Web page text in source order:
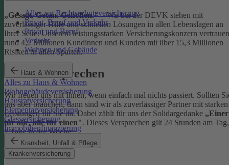
Alles zur Rechtsschutzversicherung
Privat, Beruf und Verkehr
Privat und Beruf
Verkehr
Wohnen und Gebäude
Haus & Wohnen
Alles zu Haus & Wohnen
Wohngebäudeversicherung
Hausratversicherung
Elementarversicherung
Glasversicherung
Immobilienfinanzierung
Krankheit, Unfall & Pflege
Krankenversicherung
„Gesagt. Getan. Geholfen."– Wir bei der DEVK stehen mit
zuverlässiger Hilfe und schnellen Lösungen in allen Lebenslagen an
Ihrer Seite. Unserem leistungsstarken Versicherungskonzern vertrauen
rund 4,2 Millionen Kundinnen und Kunden mit über 15,3 Millionen
Risiken in allen Sparten.
Unser Versprechen
Wir freuen uns mit Ihnen, wenn einfach mal nichts passiert. Sollten
uns aber brauchen, dann sind wir als zuverlässiger Partner mit starken
Leistungen für Sie da. Dabei zählt für uns der Solidargedanke „Einer
für alle, alle für einen". Dieses Versprechen gilt 24 Stunden am Tag,
7 Tage in der Woche.
Ehrlich